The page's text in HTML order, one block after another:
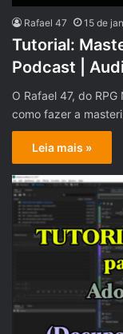
Rafael 47 15 de
Tutorial:
Podcast |
O Rafael 47, do
como fazer a
Leia mais »